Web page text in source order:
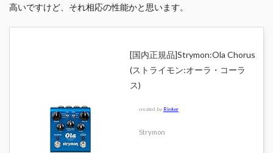
高いですけど、それ相応の性能かと思います。
[国内正規品]Strymon:Ola Chorus
(ストライモン:オーラ・コーラ
ス)
created by Rinker
Strymon